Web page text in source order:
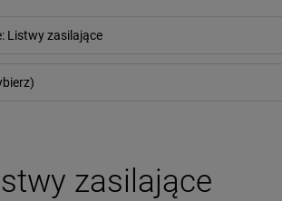
Listwy zasilające
zasilające